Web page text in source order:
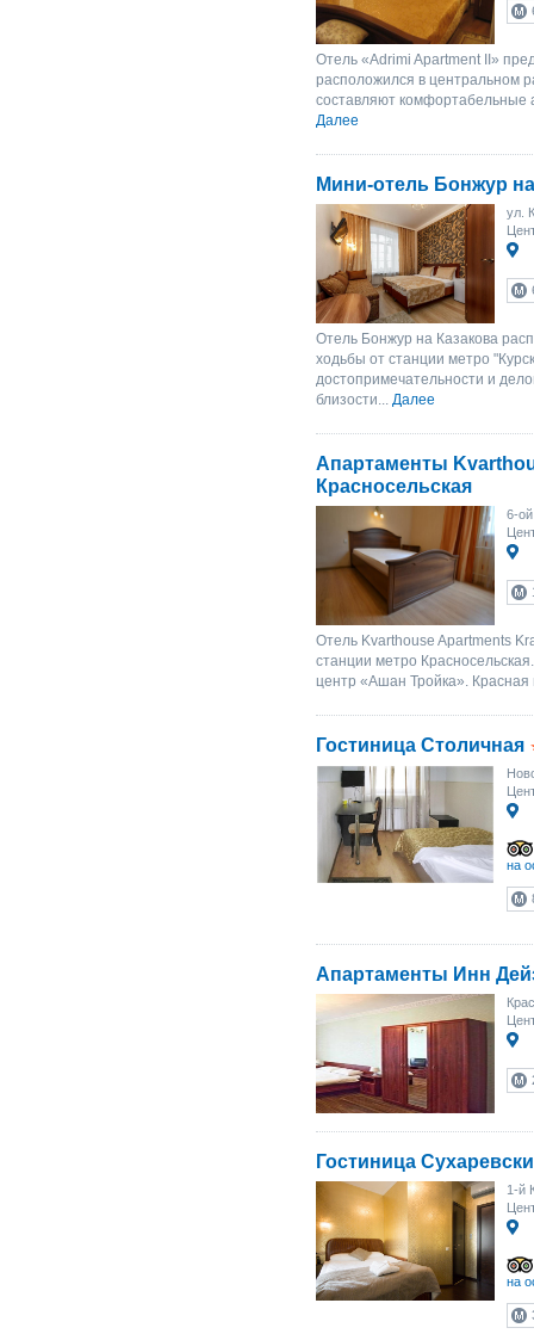
Отель «Adrimi Apartment II»
расположился в центральном
составляют
Далее
Мини-отель Бонжур
ул.
Отель Бонжур на Казакова
ходьбы от станции метро
достопримечательности и
близости... Далее
Апартаменты
Красносельская
6-
Отель Kvarthouse Apartments
станции метро
центр «Ашан Тройка».
Гостиница Столичная
на
Апартаменты Инн
Гостиница
1-й
на